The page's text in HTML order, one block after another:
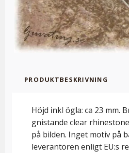
PRODUKTBESKRIVNING
Höjd inkl ögla: ca 23 mm.
gnistande clear
på bilden. Inget motiv på
leverantören enligt EU:s